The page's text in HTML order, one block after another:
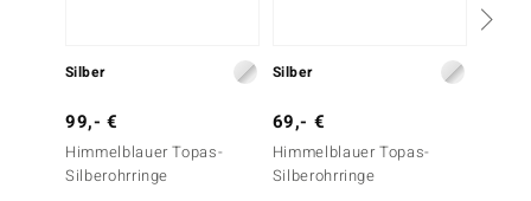
BY DE MELO
Silber
99,- €
Himmelblauer Topas-
Silberohrringe
Silber
69,- €
Himmelblauer Topas-
Silberohrringe